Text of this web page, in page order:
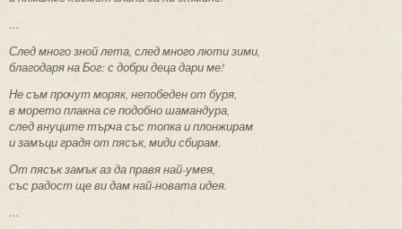
…
След много зной лета, след много люти зими,
благодаря на Бог: с добри деца дари ме!
Не съм прочут моряк, непобеден от буря,
в морето плакна се подобно шамандура,
след внуците търча със топка и плонжирам
и замъци градя от пясък, миди сбирам.
От пясък замък аз да правя най-умея,
със радост ще ви дам най-новата идея.
…